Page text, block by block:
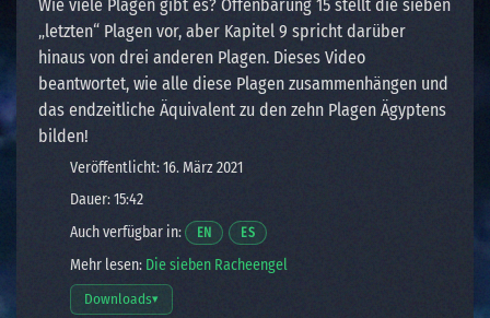
Wie viele Plagen gibt es? Offenbarung 15 stellt die sieben
„letzten“ Plagen vor, aber Kapitel 9 spricht darüber
hinaus von drei anderen Plagen. Dieses Video
beantwortet, wie alle diese Plagen zusammenhängen und
das endzeitliche Äquivalent zu den zehn Plagen Ägyptens
bilden!
Veröffentlicht: 16. März 2021
Dauer: 15:42
Auch verfügbar in:
ENOpens a video in a new window.
ESOpens a video in a new window.
Mehr lesen: Die sieben Racheengel
Downloads▾
Download-Optionen öffnen